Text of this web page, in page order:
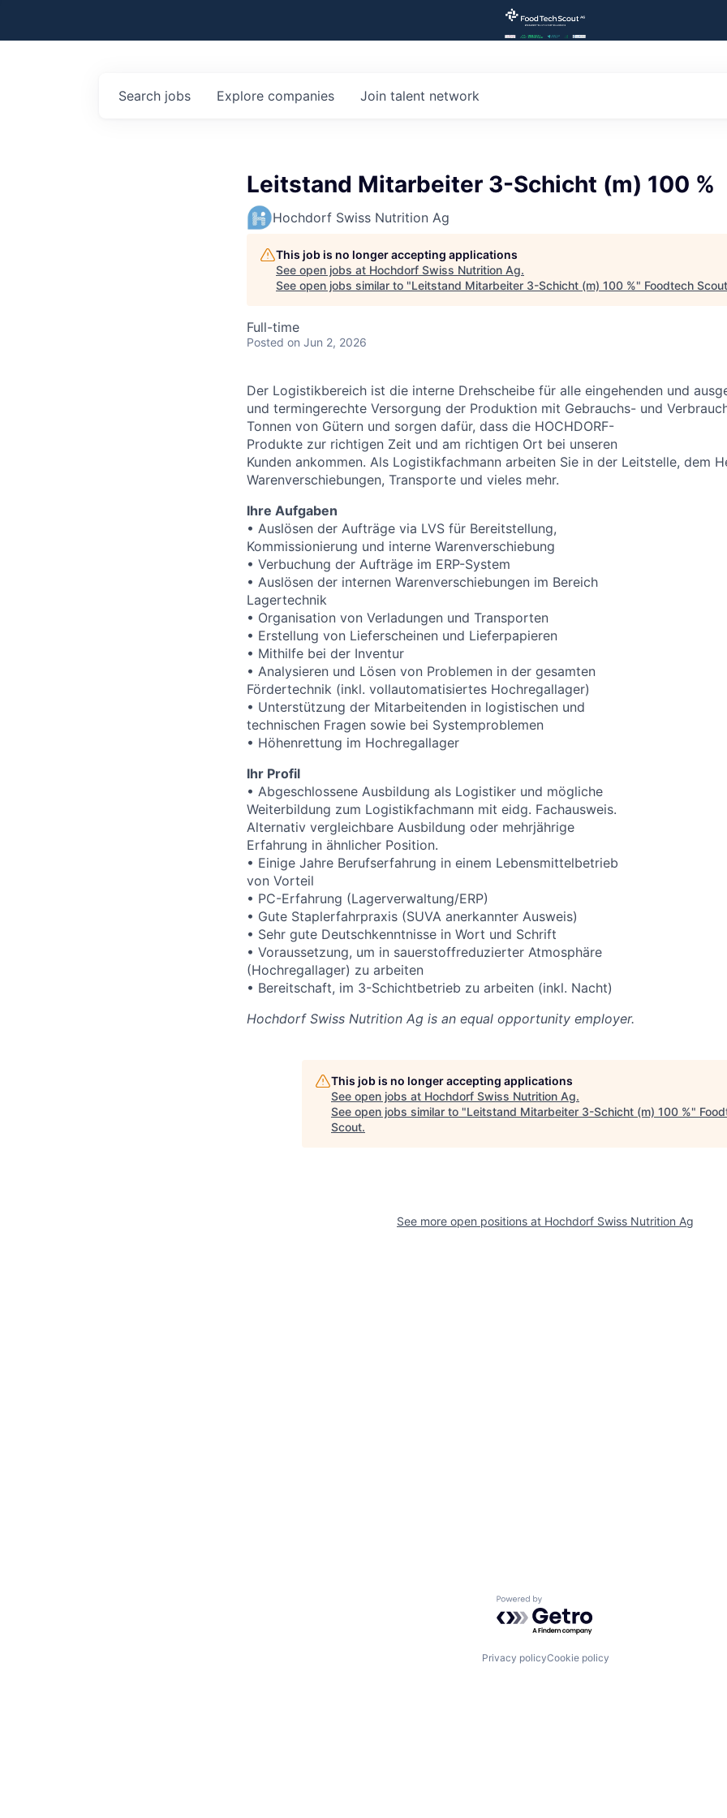
Search jobs Explore companies Join talent network
Leitstand Mitarbeiter 3-Schicht (m) 100 %
Hochdorf Swiss Nutrition Ag
This job is no longer accepting applications
See open jobs at Hochdorf Swiss Nutrition Ag.
See open jobs similar to "Leitstand Mitarbeiter 3-Schicht (m) 100 %" Foodtech Scout
Full-time
Posted on Jun 2, 2026
Der Logistikbereich ist die interne Drehscheibe für alle eingehenden und
und termingerechte Versorgung der Produktion mit Gebrauchs- und
Tonnen von Gütern und sorgen dafür, dass die HOCHDORF-
Produkte zur richtigen Zeit und am richtigen Ort bei unseren
Kunden ankommen. Als Logistikfachmann arbeiten Sie in der Leitstelle, dem
Warenverschiebungen, Transporte und vieles mehr.
Ihre Aufgaben
• Auslösen der Aufträge via LVS für Bereitstellung,
Kommissionierung und interne Warenverschiebung
• Verbuchung der Aufträge im ERP-System
• Auslösen der internen Warenverschiebungen im Bereich
Lagertechnik
• Organisation von Verladungen und Transporten
• Erstellung von Lieferscheinen und Lieferpapieren
• Mithilfe bei der Inventur
• Analysieren und Lösen von Problemen in der gesamten
Fördertechnik (inkl. vollautomatisiertes Hochregallager)
• Unterstützung der Mitarbeitenden in logistischen und
technischen Fragen sowie bei Systemproblemen
• Höhenrettung im Hochregallager
Ihr Profil
• Abgeschlossene Ausbildung als Logistiker und mögliche
Weiterbildung zum Logistikfachmann mit eidg. Fachausweis.
Alternativ vergleichbare Ausbildung oder mehrjährige
Erfahrung in ähnlicher Position.
• Einige Jahre Berufserfahrung in einem Lebensmittelbetrieb
von Vorteil
• PC-Erfahrung (Lagerverwaltung/ERP)
• Gute Staplerfahrpraxis (SUVA anerkannter Ausweis)
• Sehr gute Deutschkenntnisse in Wort und Schrift
• Voraussetzung, um in sauerstoffreduzierter Atmosphäre
(Hochregallager) zu arbeiten
• Bereitschaft, im 3-Schichtbetrieb zu arbeiten (inkl. Nacht)
Hochdorf Swiss Nutrition Ag is an equal opportunity employer.
This job is no longer accepting applications
See open jobs at Hochdorf Swiss Nutrition Ag.
See open jobs similar to "Leitstand Mitarbeiter 3-Schicht (m) 100 %"
Scout.
See more open positions at Hochdorf Swiss Nutrition Ag
Powered by Getro.com
Privacy policyCookie policy